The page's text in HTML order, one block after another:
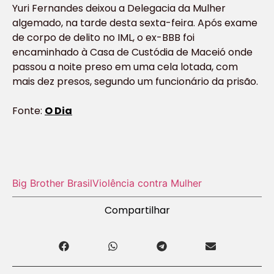
Yuri Fernandes deixou a Delegacia da Mulher
algemado, na tarde desta sexta-feira. Após exame
de corpo de delito no IML, o ex-BBB foi
encaminhado à Casa de Custódia de Maceió onde
passou a noite preso em uma cela lotada, com
mais dez presos, segundo um funcionário da prisão.
Fonte: O Dia
Big Brother BrasilViolência contra Mulher
Compartilhar